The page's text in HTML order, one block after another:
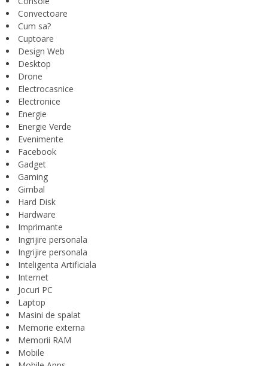
Convectoare
Cum sa?
Cuptoare
Design Web
Desktop
Drone
Electrocasnice
Electronice
Energie
Energie Verde
Evenimente
Facebook
Gadget
Gaming
Gimbal
Hard Disk
Hardware
Imprimante
Ingrijire personala
Ingrijire personala
Inteligenta Artificiala
Internet
Jocuri PC
Laptop
Masini de spalat
Memorie externa
Memorii RAM
Mobile